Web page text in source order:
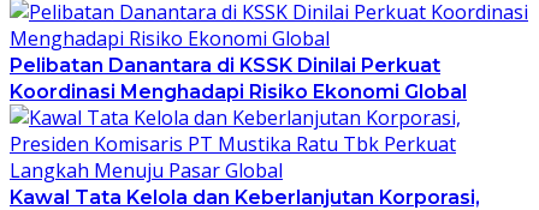
Pelibatan Danantara di KSSK Dinilai Perkuat
Koordinasi Menghadapi Risiko Ekonomi Global
Kawal Tata Kelola dan Keberlanjutan Korporasi,